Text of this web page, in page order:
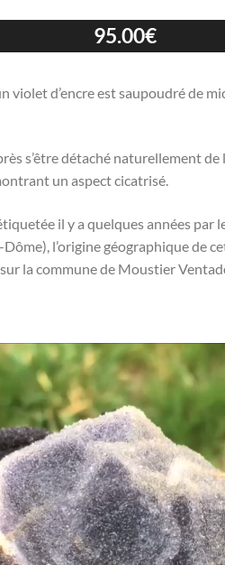
95.00€
violet d’encre est saupoudré de
s’être détaché naturellement
un aspect cicatrisé.
il y a quelques années par
l’origine géographique de
la commune de Moustier